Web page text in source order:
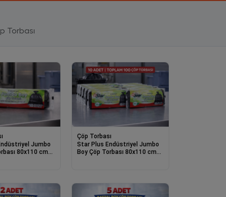
Torbası
Jumbo
80x110 cm
Çöp Torbası
Star Plus Endüstriyel Jumbo
Boy Çöp Torbası 80x110 cm